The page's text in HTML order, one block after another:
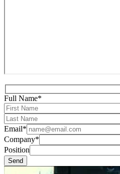
Full Name*
Email*
Company*
Position